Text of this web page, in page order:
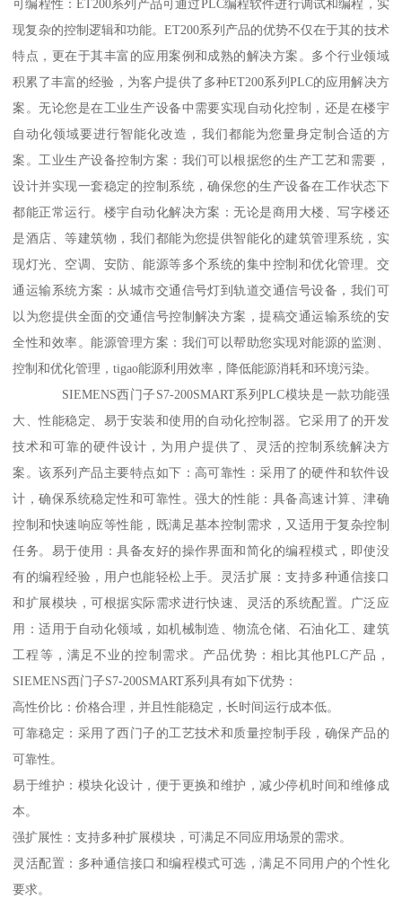
可编程性：ET200系列产品可通过PLC编程软件进行调试和编程，实
现复杂的控制逻辑和功能。ET200系列产品的优势不仅在于其的技术
特点，更在于其丰富的应用案例和成熟的解决方案。多个行业领域
积累了丰富的经验，为客户提供了多种ET200系列PLC的应用解决方
案。无论您是在工业生产设备中需要实现自动化控制，还是在楼宇
自动化领域要进行智能化改造，我们都能为您量身定制合适的方
案。工业生产设备控制方案：我们可以根据您的生产工艺和需要，
设计并实现一套稳定的控制系统，确保您的生产设备在工作状态下
都能正常运行。楼宇自动化解决方案：无论是商用大楼、写字楼还
是酒店、等建筑物，我们都能为您提供智能化的建筑管理系统，实
现灯光、空调、安防、能源等多个系统的集中控制和优化管理。交
通运输系统方案：从城市交通信号灯到轨道交通信号设备，我们可
以为您提供全面的交通信号控制解决方案，提稿交通运输系统的安
全性和效率。能源管理方案：我们可以帮助您实现对能源的监测、
控制和优化管理，tigao能源利用效率，降低能源消耗和环境污染。
SIEMENS西门子S7-200SMART系列PLC模块是一款功能强
大、性能稳定、易于安装和使用的自动化控制器。它采用了的开发
技术和可靠的硬件设计，为用户提供了、灵活的控制系统解决方
案。该系列产品主要特点如下：高可靠性：采用了的硬件和软件设
计，确保系统稳定性和可靠性。强大的性能：具备高速计算、津确
控制和快速响应等性能，既满足基本控制需求，又适用于复杂控制
任务。易于使用：具备友好的操作界面和简化的编程模式，即使没
有的编程经验，用户也能轻松上手。灵活扩展：支持多种通信接口
和扩展模块，可根据实际需求进行快速、灵活的系统配置。广泛应
用：适用于自动化领域，如机械制造、物流仓储、石油化工、建筑
工程等，满足不业的控制需求。产品优势：相比其他PLC产品，
SIEMENS西门子S7-200SMART系列具有如下优势：
高性价比：价格合理，并且性能稳定，长时间运行成本低。
可靠稳定：采用了西门子的工艺技术和质量控制手段，确保产品的
可靠性。
易于维护：模块化设计，便于更换和维护，减少停机时间和维修成
本。
强扩展性：支持多种扩展模块，可满足不同应用场景的需求。
灵活配置：多种通信接口和编程模式可选，满足不同用户的个性化
要求。